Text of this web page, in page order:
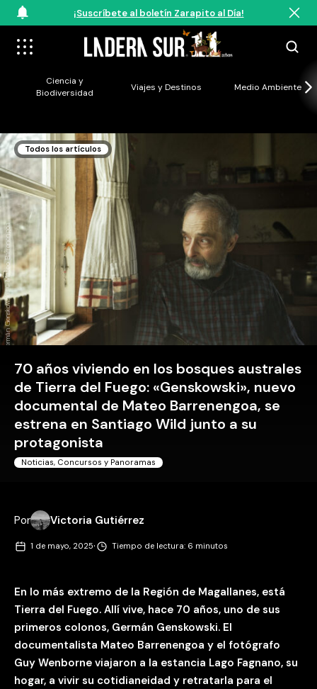
¡Suscríbete al boletín Zarapito al Día!
Ciencia y
Biodiversidad
Viajes y Destinos Medio Ambiente
Germán Genskowski. © Mateo Barrenengoa
Todos los artículos
70 años viviendo en los bosques australes
de Tierra del Fuego: «Genskowski», nuevo
documental de Mateo Barrenengoa, se
estrena en Santiago Wild junto a su
protagonista
Noticias, Concursos y Panoramas
Por Victoria Gutiérrez
1 de mayo, 2025· Tiempo de lectura: 6 minutos
En lo más extremo de la Región de Magallanes, está
Tierra del Fuego. Allí vive, hace 70 años, uno de sus
primeros colonos, Germán Genskowski. El
documentalista Mateo Barrenengoa y el fotógrafo
Guy Wenborne viajaron a la estancia Lago Fagnano, su
hogar, a vivir su cotidianeidad y retratarla para el